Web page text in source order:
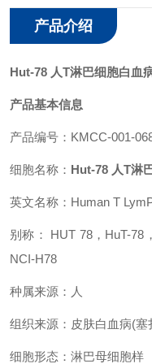
产品介绍
Hut-78 人T淋巴细胞白血
产品基本信息
产品编号：KMCC-001-
细胞名称： Hut-78 人T淋
英文名称：Human T
别称： HUT 78，HuT-78
NCI-H78
种属来源：人
组织来源：皮肤白血病(
细胞形态：淋巴母细胞样